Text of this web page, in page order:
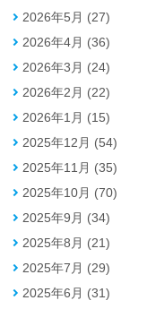
2026年5月 (27)
2026年4月 (36)
2026年3月 (24)
2026年2月 (22)
2026年1月 (15)
2025年12月 (54)
2025年11月 (35)
2025年10月 (70)
2025年9月 (34)
2025年8月 (21)
2025年7月 (29)
2025年6月 (31)